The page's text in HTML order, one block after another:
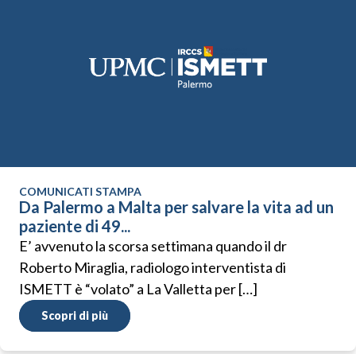
COMUNICATI STAMPA
Da Palermo a Malta per salvare la vita ad un
paziente di 49...
E’ avvenuto la scorsa settimana quando il dr
Roberto Miraglia, radiologo interventista di
ISMETT è “volato” a La Valletta per […]
Scopri di più